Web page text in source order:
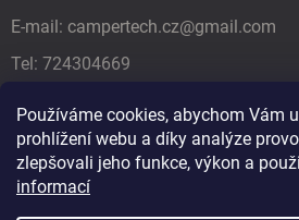
Používáme cookies, abychom Vám
prohlížení webu a díky analýze
zlepšovali jeho funkce, výkon a
informací
E-mail: campertech.cz@gmail.com
Tel: 724304669